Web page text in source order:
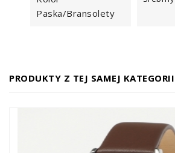
Paska/bransolety
PRODUKTY Z TEJ SAMEJ KATEGORII